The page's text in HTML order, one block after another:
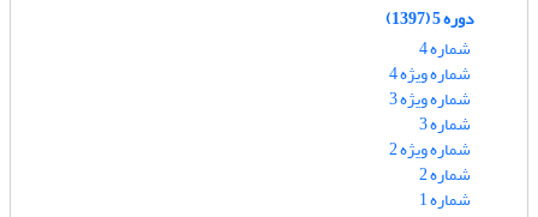
دوره 5 (1397)
شماره 4
شماره ویژه 4
شماره ویژه 3
شماره 3
شماره ویژه 2
شماره 2
شماره 1